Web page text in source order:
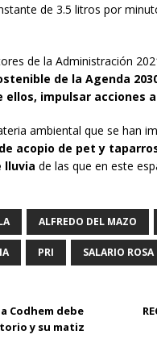
de 3.5 litros por
de la Administración
de la Agenda
ellos, impulsar acciones
ambiental que se han
acopio de pet y
lluvia de las que en este
ALFREDO DEL MAZO
PRI SALARIO ROSA
Codhem debe
y su matiz